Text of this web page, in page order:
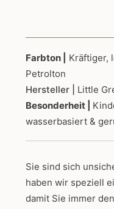
Farbton |
Kräftiger,
Petrolton
Hersteller | Little
Besonderheit |
wasserbasiert &
Sie sind sich
haben wir speziell
damit Sie immer